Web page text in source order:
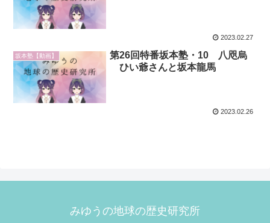
2023.02.27
坂本塾【動画】
第26回特番坂本塾・10 八咫烏
ひい爺さんと坂本龍馬
2023.02.26
みゆうの地球の歴史研究所